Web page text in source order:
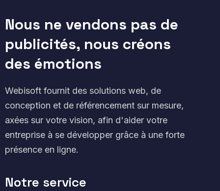
Nous ne vendons pas de
publicités, nous créons
des émotions
Webisoft fournit des solutions web, de
conception et de référencement sur mesure,
axées sur votre vision, afin d'aider votre
entreprise à se développer grâce à une forte
présence en ligne.
Notre service